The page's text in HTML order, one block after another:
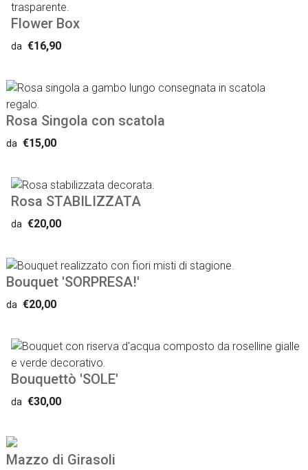
Flower Box
da €16,90
Rosa Singola con scatola
da€15,00
Rosa STABILIZZATA
da €20,00
Bouquet 'SORPRESA!'
da€20,00
Bouquettò 'SOLE'
da €30,00
Mazzo di Girasoli